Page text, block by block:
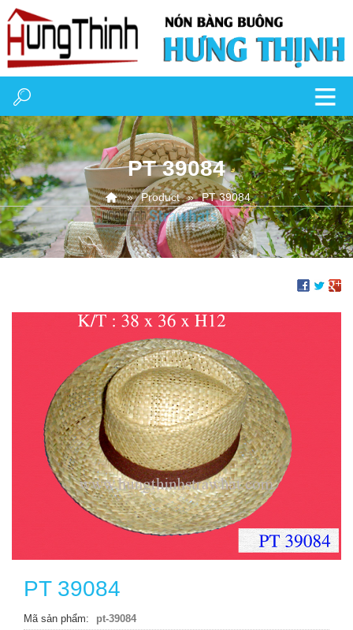
PT 39084
Product PT 39084
PT 39084
Mã sản phẩm pt-39084